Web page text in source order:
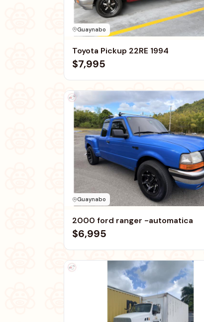
Guaynabo
Toyota Pickup 22RE 1994
$7,995
Guaynabo
2000 ford ranger -automatica
$6,995